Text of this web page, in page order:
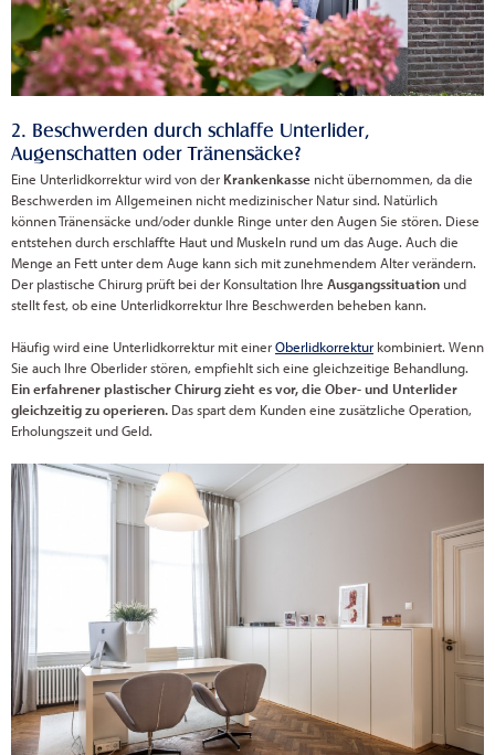
2. Beschwerden durch schlaffe Unterlider,
Augenschatten oder Tränensäcke?
Eine Unterlidkorrektur wird von der Krankenkasse nicht übernommen, da die
Beschwerden im Allgemeinen nicht medizinischer Natur sind. Natürlich
können Tränensäcke und/oder dunkle Ringe unter den Augen Sie stören. Diese
entstehen durch erschlaffte Haut und Muskeln rund um das Auge. Auch die
Menge an Fett unter dem Auge kann sich mit zunehmendem Alter verändern.
Der plastische Chirurg prüft bei der Konsultation Ihre Ausgangssituation und
stellt fest, ob eine Unterlidkorrektur Ihre Beschwerden beheben kann.
Häufig wird eine Unterlidkorrektur mit einerOberlidkorrektur kombiniert. Wenn
Sie auch Ihre Oberlider stören, empfiehlt sich eine gleichzeitige Behandlung.
Ein erfahrener plastischer Chirurg zieht es vor, die Ober- und Unterlider
gleichzeitig zu operieren. Das spart dem Kunden eine zusätzliche Operation,
Erholungszeit und Geld.